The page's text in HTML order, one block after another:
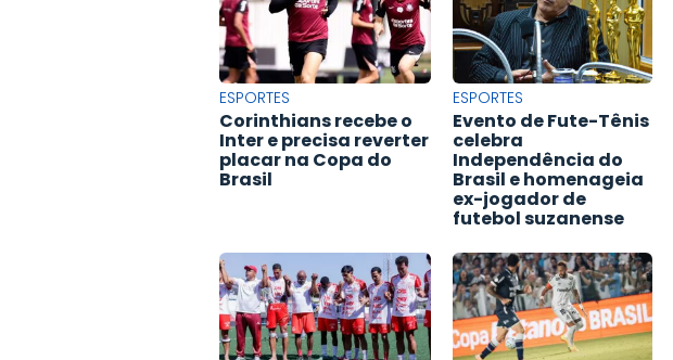
ESPORTES
Corinthians recebe o
Inter e precisa reverter
placar na Copa do
Brasil
ESPORTES
Evento de Fute-Tênis
celebra
Independência do
Brasil e homenageia
ex-jogador de
futebol suzanense